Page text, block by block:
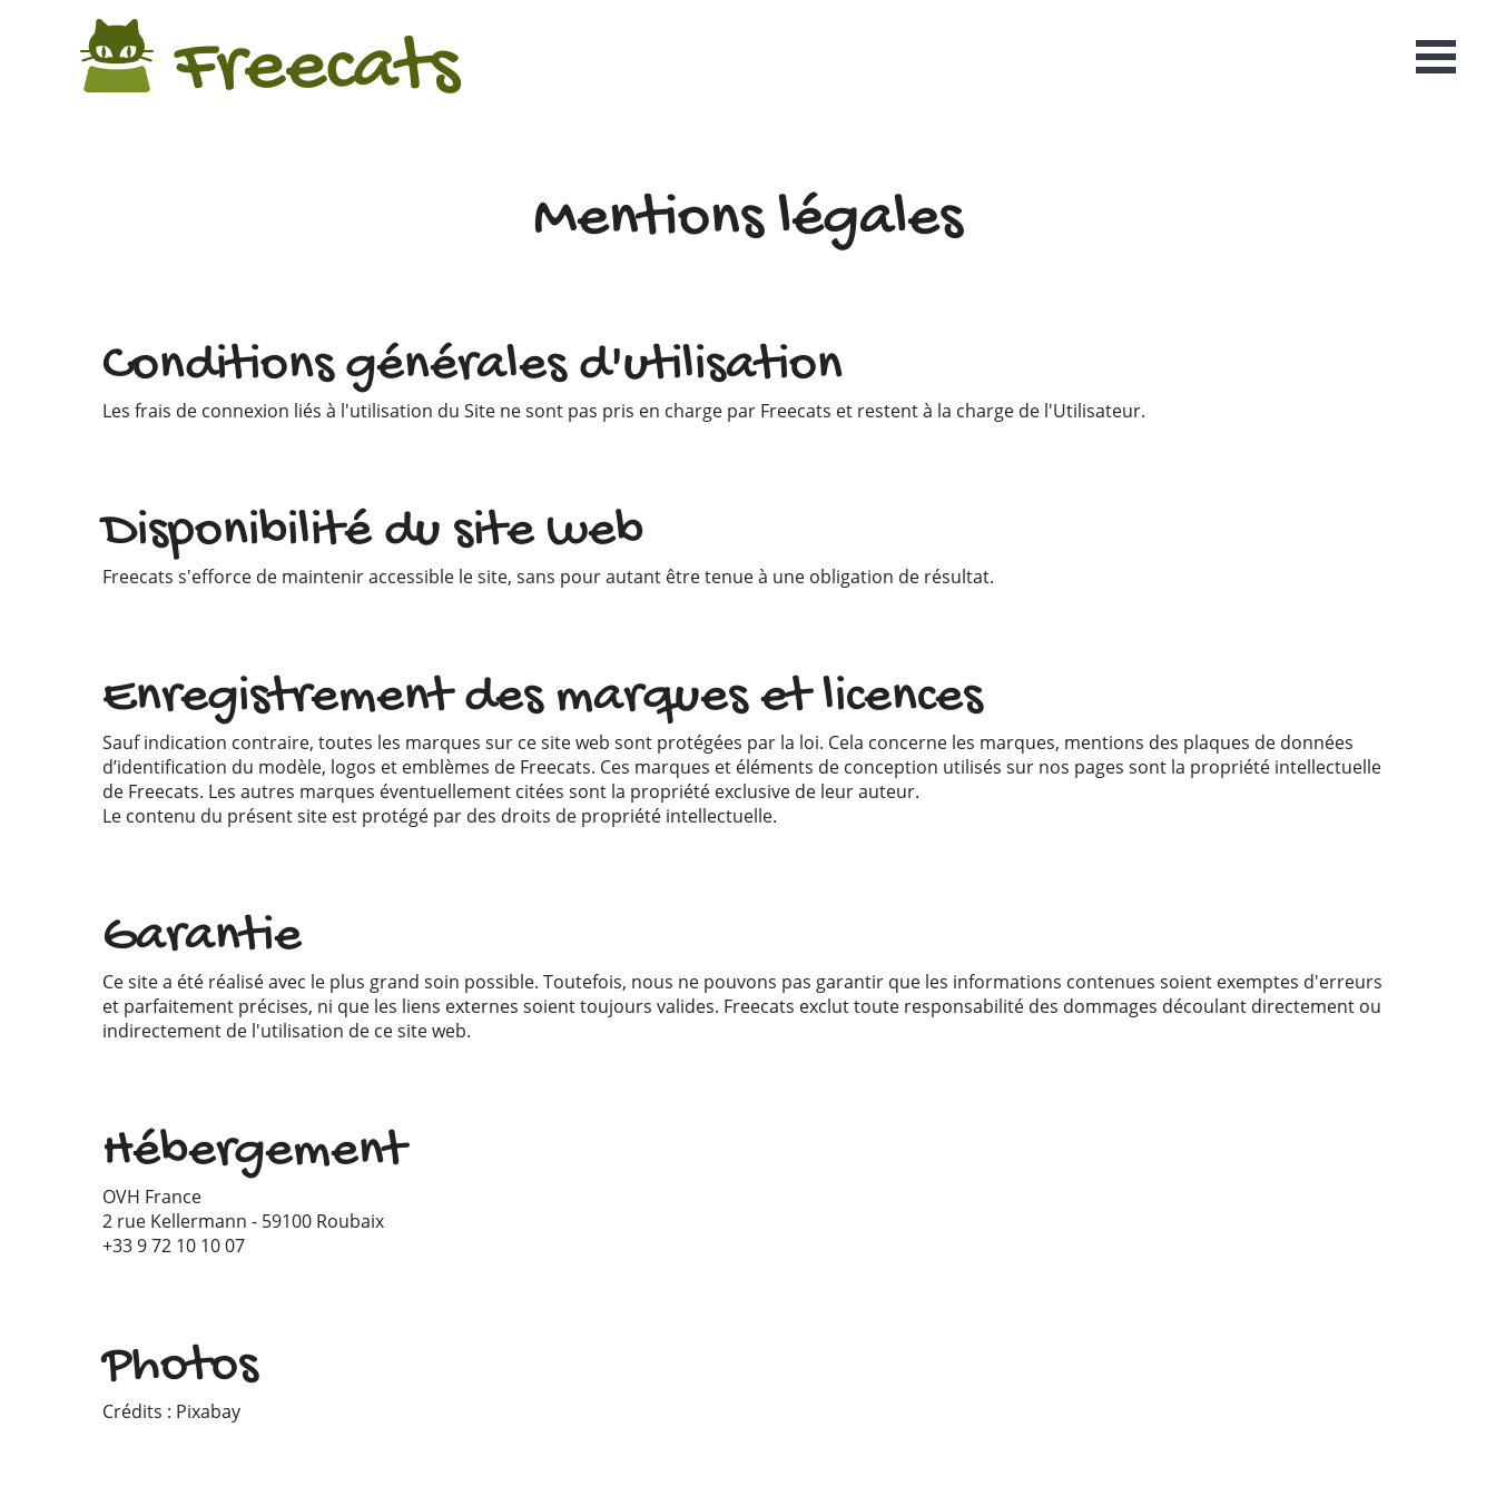
Menu
Freecats
Mentions légales
Conditions générales d'utilisation
Les frais de connexion liés à l'utilisation du Site ne sont pas pris en charge par Freecats et restent à la charge de l'Utilisateur.
Disponibilité du site web
Freecats s'efforce de maintenir accessible le site, sans pour autant être tenue à une obligation de résultat.
Enregistrement des marques et licences
Sauf indication contraire, toutes les marques sur ce site web sont protégées par la loi. Cela concerne les marques, mentions des plaques de données
d’identification du modèle, logos et emblèmes de Freecats. Ces marques et éléments de conception utilisés sur nos pages sont la propriété intellectuelle
de Freecats. Les autres marques éventuellement citées sont la propriété exclusive de leur auteur.
Le contenu du présent site est protégé par des droits de propriété intellectuelle.
Garantie
Ce site a été réalisé avec le plus grand soin possible. Toutefois, nous ne pouvons pas garantir que les informations contenues soient exemptes d'erreurs
et parfaitement précises, ni que les liens externes soient toujours valides. Freecats exclut toute responsabilité des dommages découlant directement ou
indirectement de l'utilisation de ce site web.
Hébergement
OVH France
2 rue Kellermann - 59100 Roubaix
+33 9 72 10 10 07
Photos
Crédits : Pixabay